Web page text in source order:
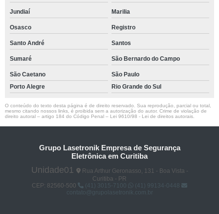
Jundiaí Marilia
Osasco Registro
Santo André Santos
Sumaré São Bernardo do Campo
São Caetano
São Paulo
Porto Alegre
Rio Grande do Sul
O conteúdo do texto desta página é de direito reservado. Sua reprodução, parcial ou total,
mesmo citando nossos links, é proibida sem a autorização do autor. Crime de violação de
direito autoral – artigo 184 do Código Penal – Lei 9610/98 - Lei de direitos autorais
Grupo Lasetronik Empresa de Segurança
Eletrônica em Curitiba
Unidade01
Rua Arthur Geronasso, 131 - Boa Vista -
Curitiba - PR
CEP: 82560-500
(41) 3015-7100
(41) 99134-0448
contato@grupolasetronik.com.br